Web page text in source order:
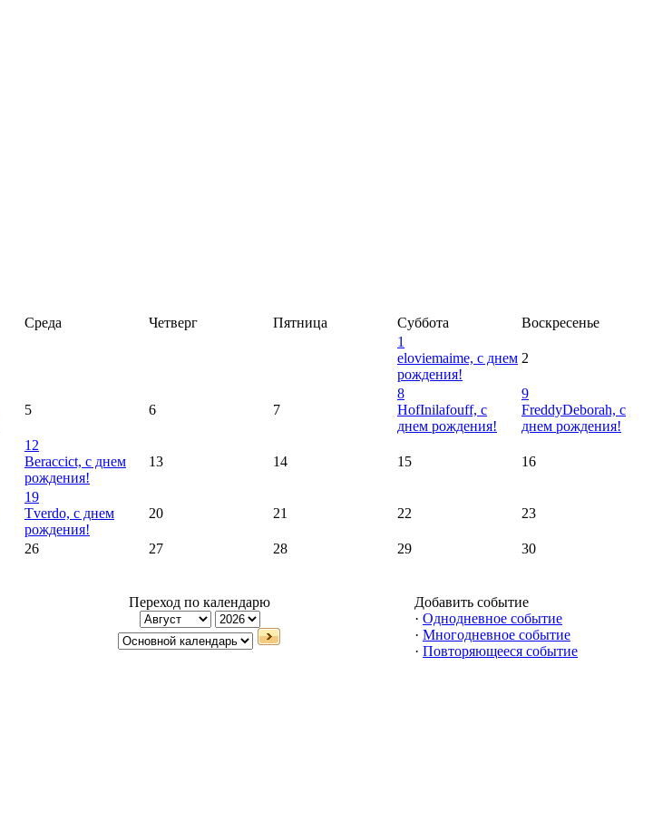
Среда Четверг Пятница Суббота Воскресенье
1
eloviemaime, с днем
рождения!
2
5 6 7
8
HofInilafouff, с
днем рождения!
9
FreddyDeborah, с
днем рождения!
12
Beraccict, с днем
рождения!
13 14 15 16
19
Tverdo, с днем
рождения!
20 21 22 23
26 27 28 29
30
Переход по календарю
Добавить событие
· Однодневное событие
· Многодневное событие
· Повторяющееся событие